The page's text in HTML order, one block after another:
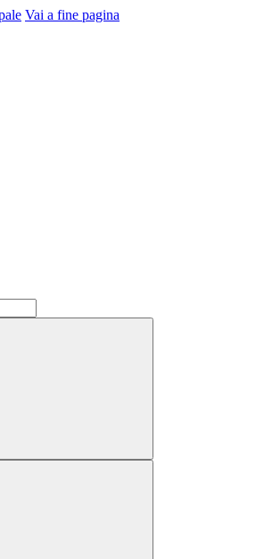
Vai a fine pagina